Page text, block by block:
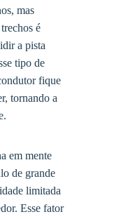
mas
é
a pista
tipo de
fique
tornando a
em mente
de grande
limitada
Esse fator